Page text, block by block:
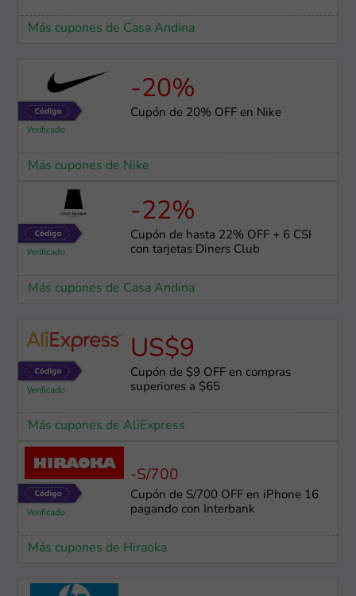
Más cupones de Casa Andina
-20%
Cupón de 20% OFF en Nike
Más cupones de Nike
-22%
Cupón de hasta 22% OFF + 6 CSI
con tarjetas Diners Club
Más cupones de Casa Andina
US$9
Cupón de $9 OFF en compras
superiores a $65
Más cupones de AliExpress
-S/700
Cupón de S/700 OFF en iPhone 16
pagando con Interbank
Más cupones de Hiraoka